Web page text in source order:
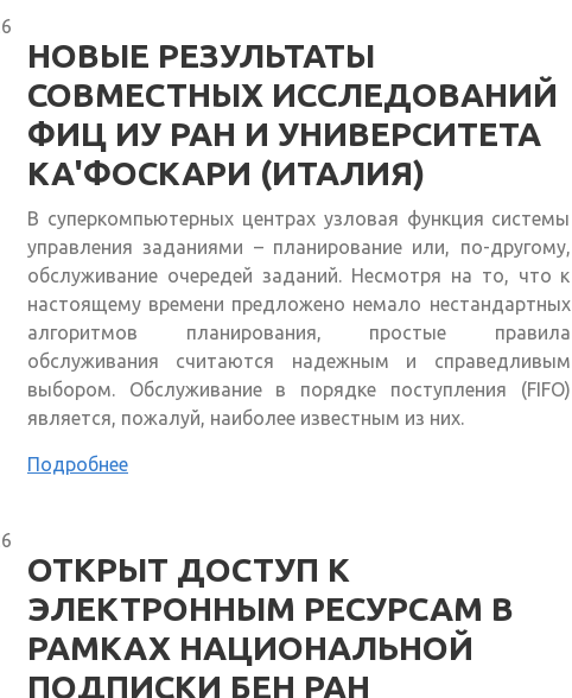
НОВЫЕ РЕЗУЛЬТАТЫ
СОВМЕСТНЫХ ИССЛЕДОВАНИЙ
ФИЦ ИУ РАН И УНИВЕРСИТЕТА
КА'ФОСКАРИ (ИТАЛИЯ)
В суперкомпьютерных центрах узловая функция системы
управления заданиями – планирование или, по-другому,
обслуживание очередей заданий. Несмотря на то, что к
настоящему времени предложено немало нестандартных
алгоритмов планирования, простые правила
обслуживания считаются надежным и справедливым
выбором. Обслуживание в порядке поступления (FIFO)
является, пожалуй, наиболее известным из них.
Подробнее
ОТКРЫТ ДОСТУП К
ЭЛЕКТРОННЫМ РЕСУРСАМ В
РАМКАХ НАЦИОНАЛЬНОЙ
ПОДПИСКИ БЕН РАН